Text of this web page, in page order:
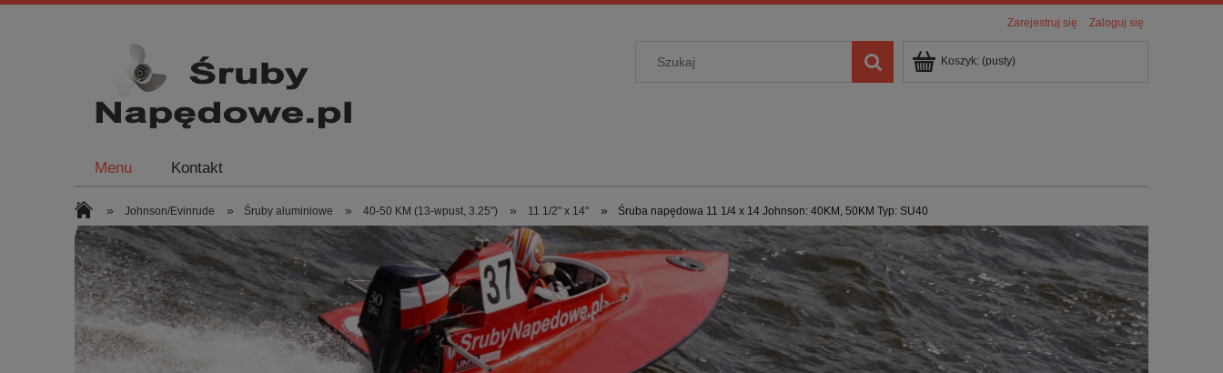
Zarejestruj się Zaloguj się
Koszyk: (pusty)
Menu Kontakt
» Johnson/Evinrude » Śruby aluminiowe » 40-50 KM (13-wpust, 3.25") » 11 1/2" x 14" » Śruba napędowa 11 1/4 x 14 Johnson: 40KM, 50KM Typ: SU40